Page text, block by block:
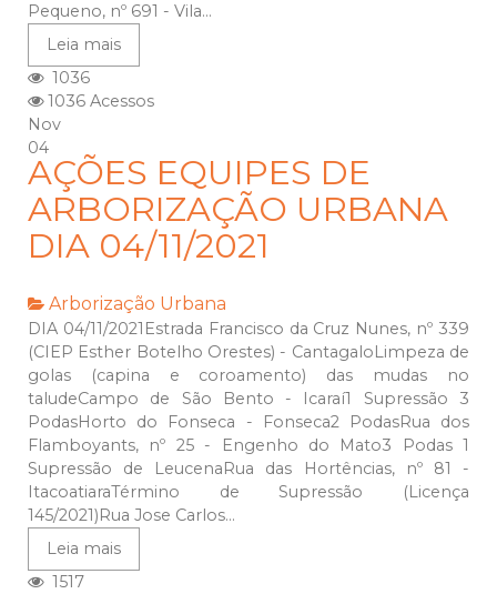
Pequeno, nº 691 - Vila...
Leia mais
1036
1036 Acessos
Nov
04
AÇÕES EQUIPES DE
ARBORIZAÇÃO URBANA
DIA 04/11/2021
Arborização Urbana
DIA 04/11/2021Estrada Francisco da Cruz Nunes, nº 339
(CIEP Esther Botelho Orestes) - CantagaloLimpeza de
golas (capina e coroamento) das mudas no
taludeCampo de São Bento - Icaraí1 Supressão 3
PodasHorto do Fonseca - Fonseca2 PodasRua dos
Flamboyants, nº 25 - Engenho do Mato3 Podas 1
Supressão de LeucenaRua das Hortências, nº 81 -
ItacoatiaraTérmino de Supressão (Licença
145/2021)Rua Jose Carlos...
Leia mais
1517